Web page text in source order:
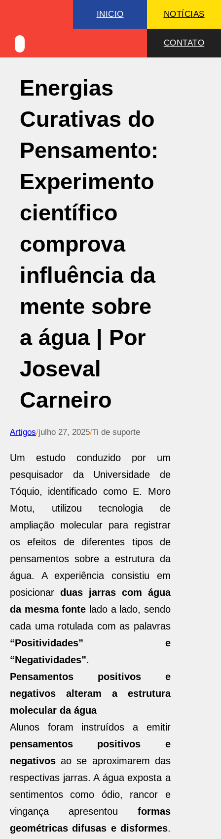
INICIO NOTÍCIAS
CONTATO
Energias
Curativas do
Pensamento:
Experimento
científico
comprova
influência da
mente sobre
a água | Por
Joseval
Carneiro
Artigos/julho 27, 2025/Ti de suporte
Um estudo conduzido por um
pesquisador da Universidade de
Tóquio, identificado como E. Moro
Motu, utilizou tecnologia de
ampliação molecular para registrar
os efeitos de diferentes tipos de
pensamentos sobre a estrutura da
água. A experiência consistiu em
posicionar duas jarras com água
da mesma fonte lado a lado, sendo
cada uma rotulada com as palavras
“Positividades” e
“Negatividades”.
Pensamentos positivos e
negativos alteram a estrutura
molecular da água
Alunos foram instruídos a emitir
pensamentos positivos e
negativos ao se aproximarem das
respectivas jarras. A água exposta a
sentimentos como ódio, rancor e
vingança apresentou formas
geométricas difusas e disformes.